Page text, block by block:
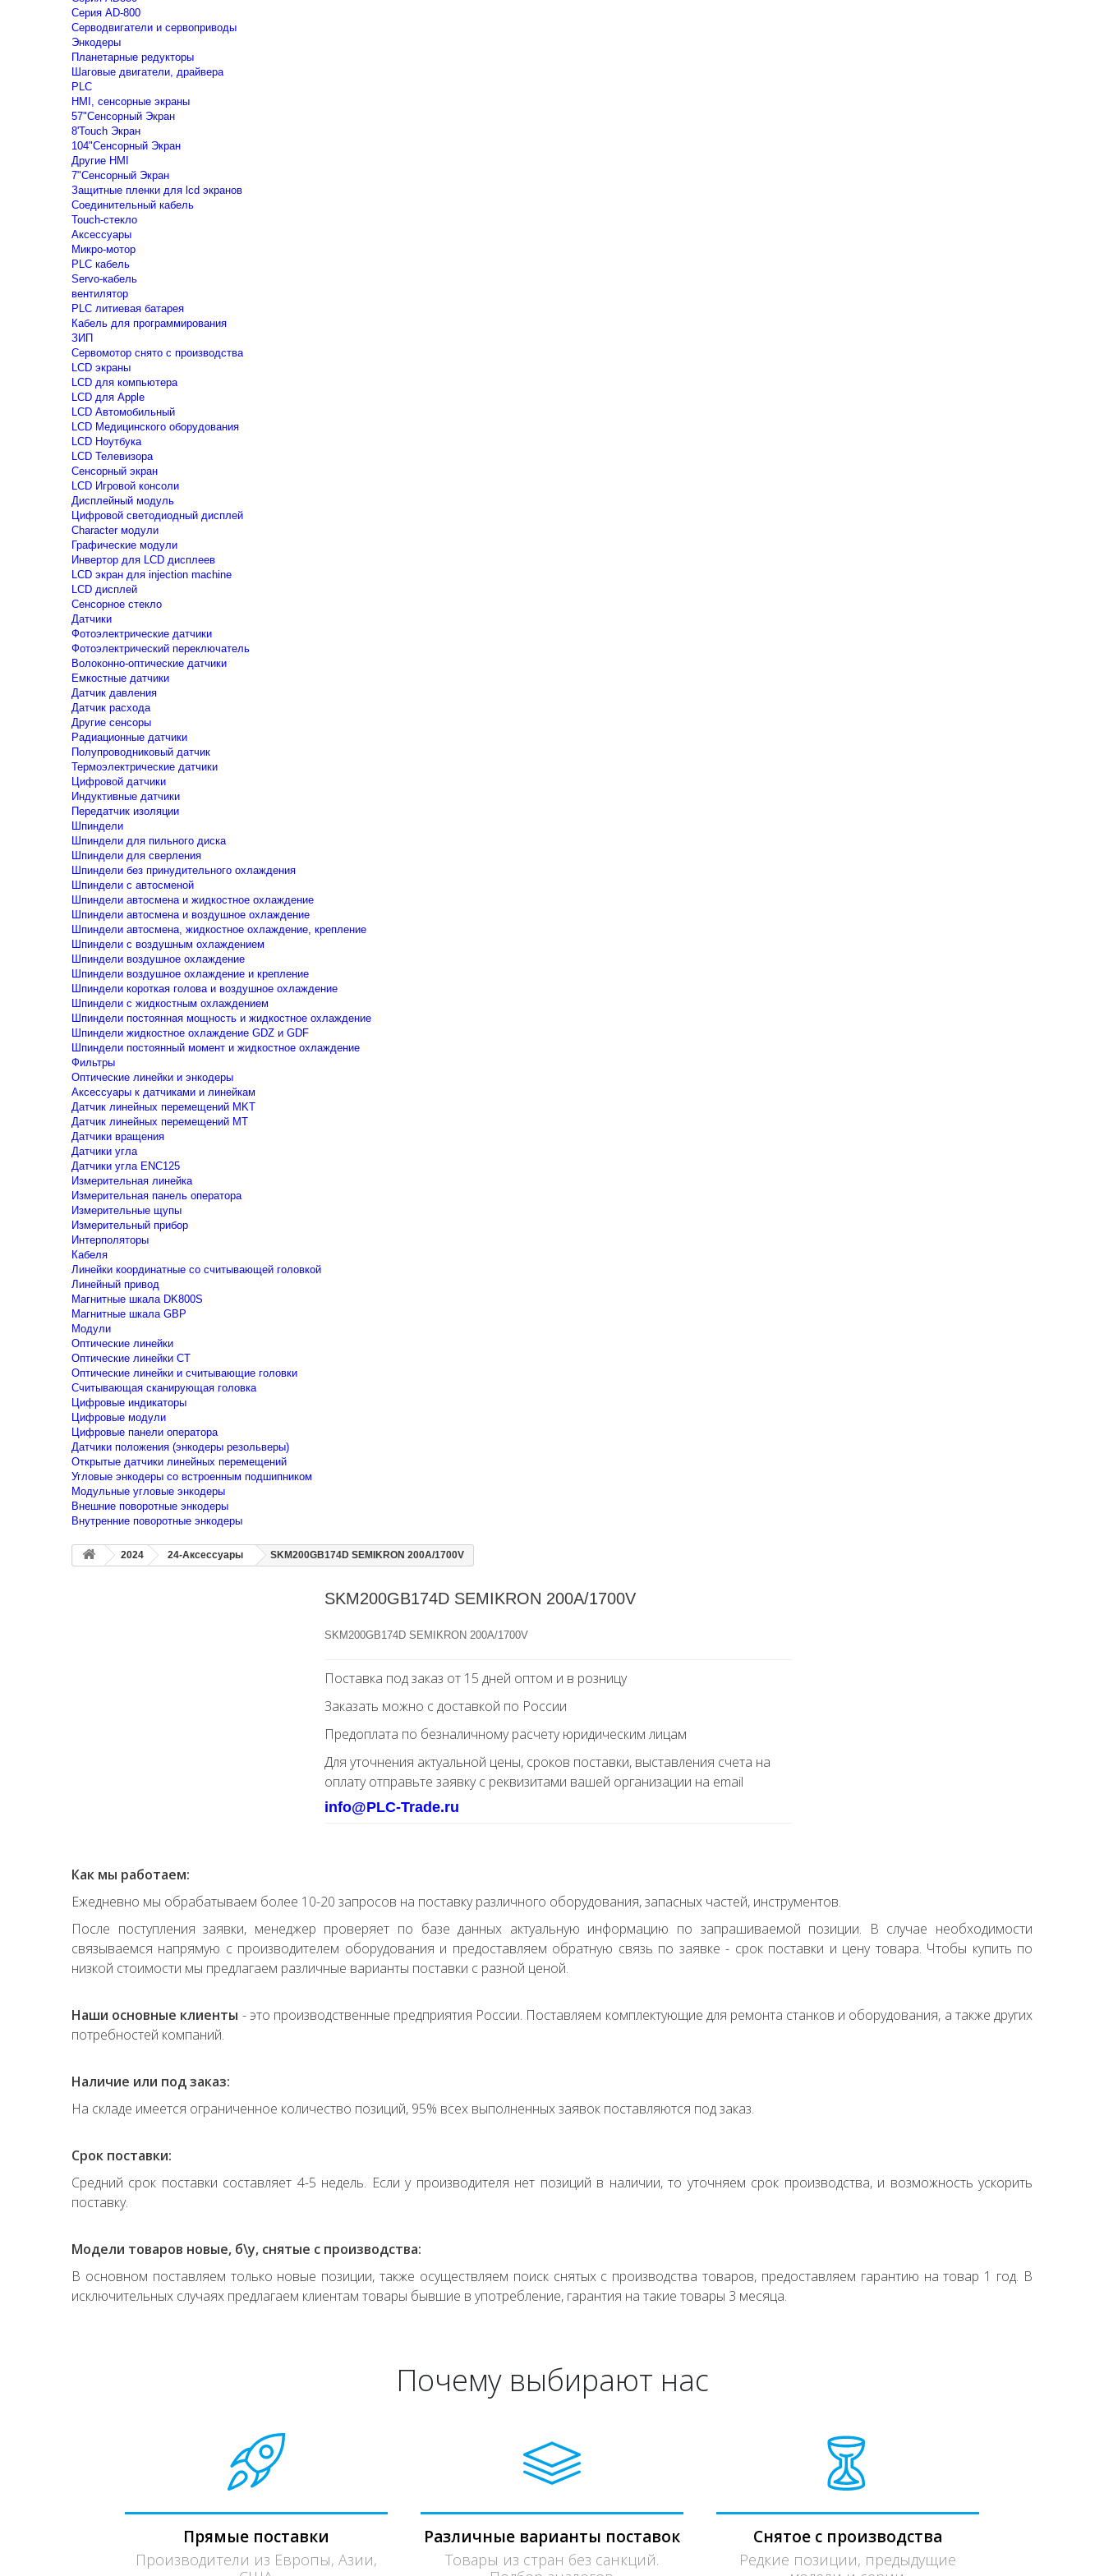
Серия AD-800
Серводвигатели и сервоприводы
Энкодеры
Планетарные редукторы
Шаговые двигатели, драйвера
PLC
HMI, сенсорные экраны
57"Сенсорный Экран
8'Touch Экран
104"Сенсорный Экран
Другие HMI
7"Сенсорный Экран
Защитные пленки для lcd экранов
Соединительный кабель
Touch-стекло
Аксессуары
Микро-мотор
PLC кабель
Servo-кабель
вентилятор
PLC литиевая батарея
Кабель для программирования
ЗИП
Сервомотор снято с производства
LCD экраны
LCD для компьютера
LCD для Apple
LCD Автомобильный
LCD Медицинского оборудования
LCD Ноутбука
LCD Телевизора
Сенсорный экран
LCD Игровой консоли
Дисплейный модуль
Цифровой светодиодный дисплей
Сharacter модули
Графические модули
Инвертор для LCD дисплеев
LCD экран для injection machine
LCD дисплей
Сенсорное стекло
Датчики
Фотоэлектрические датчики
Фотоэлектрический переключатель
Волоконно-оптические датчики
Емкостные датчики
Датчик давления
Датчик расхода
Другие сенсоры
Радиационные датчики
Полупроводниковый датчик
Термоэлектрические датчики
Цифровой датчики
Индуктивные датчики
Передатчик изоляции
Шпиндели
Шпиндели для пильного диска
Шпиндели для сверления
Шпиндели без принудительного охлаждения
Шпиндели с автосменой
Шпиндели автосмена и жидкостное охлаждение
Шпиндели автосмена и воздушное охлаждение
Шпиндели автосмена, жидкостное охлаждение, крепление
Шпиндели с воздушным охлаждением
Шпиндели воздушное охлаждение
Шпиндели воздушное охлаждение и крепление
Шпиндели короткая голова и воздушное охлаждение
Шпиндели с жидкостным охлаждением
Шпиндели постоянная мощность и жидкостное охлаждение
Шпиндели жидкостное охлаждение GDZ и GDF
Шпиндели постоянный момент и жидкостное охлаждение
Фильтры
Оптические линейки и энкодеры
Аксессуары к датчиками и линейкам
Датчик линейных перемещений MKT
Датчик линейных перемещений MT
Датчики вращения
Датчики угла
Датчики угла ENC125
Измерительная линейка
Измерительная панель оператора
Измерительные щупы
Измерительный прибор
Интерполяторы
Кабеля
Линейки координатные со считывающей головкой
Линейный привод
Магнитные шкала DK800S
Магнитные шкала GBP
Модули
Оптические линейки
Оптические линейки CT
Оптические линейки и считывающие головки
Считывающая сканирующая головка
Цифровые индикаторы
Цифровые модули
Цифровые панели оператора
Датчики положения (энкодеры резольверы)
Открытые датчики линейных перемещений
Угловые энкодеры со встроенным подшипником
Модульные угловые энкодеры
Внешние поворотные энкодеры
Внутренние поворотные энкодеры
2024 24-Аксессуары SKM200GB174D SEMIKRON 200A/1700V
SKM200GB174D SEMIKRON 200A/1700V
SKM200GB174D SEMIKRON 200A/1700V
Поставка под заказ от 15 дней оптом и в розницу
Заказать можно с доставкой по России
Предоплата по безналичному расчету юридическим лицам
Для уточнения актуальной цены, сроков поставки, выставления счета на
оплату отправьте заявку с реквизитами вашей организации на email
info@PLC-Trade.ru
Как мы работаем:
Ежедневно мы обрабатываем более 10-20 запросов на поставку различного оборудования, запасных частей, инструментов.
После поступления заявки, менеджер проверяет по базе данных актуальную информацию по запрашиваемой позиции. В случае необходимости
связываемся напрямую с производителем оборудования и предоставляем обратную связь по заявке - срок поставки и цену товара. Чтобы купить по
низкой стоимости мы предлагаем различные варианты поставки с разной ценой.
Наши основные клиенты - это производственные предприятия России. Поставляем комплектующие для ремонта станков и оборудования, а также других
потребностей компаний.
Наличие или под заказ:
На складе имеется ограниченное количество позиций, 95% всех выполненных заявок поставляются под заказ.
Срок поставки:
Средний срок поставки составляет 4-5 недель. Если у производителя нет позиций в наличии, то уточняем срок производства, и возможность ускорить
поставку.
Модели товаров новые, б\у, снятые с производства:
В основном поставляем только новые позиции, также осуществляем поиск снятых с производства товаров, предоставляем гарантию на товар 1 год. В
исключительных случаях предлагаем клиентам товары бывшие в употребление, гарантия на такие товары 3 месяца.
Почему выбирают нас
Прямые поставки
Производители из Европы, Азии,
Различные варианты поставок
Товары из стран без санкций.
Снятое с производства
Редкие позиции, предыдущие